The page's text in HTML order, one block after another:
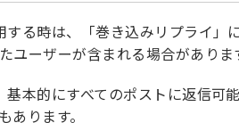
る時は、「巻き込みリプライ」
ユーザーが含まれる場合がありま
基本的にすべてのポストに返信可
あります。